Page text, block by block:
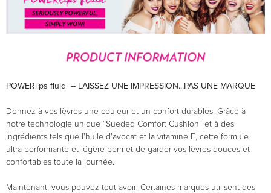
POWERlips fluid – LAISSEZ UNE IMPRESSION...PAS UNE MARQUE
Donnez à vos lèvres une couleur et un confort durables. Grâce à
notre technologie unique “Sueded Comfort Cushion” et à des
ingrédients tels que l'huile d'avocat et la vitamine E, cette formule
ultra-performante et légère permet de garder vos lèvres douces et
confortables toute la journée.
Maintenant, vous pouvez tout avoir: Certaines marques utilisent des